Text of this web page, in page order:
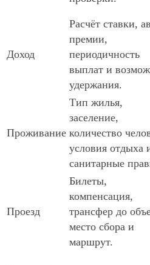
Доход
Расчёт ставки,
премии,
периодичность
выплат и
удержания.
Проживание
Тип жилья,
заселение,
количество
условия отдыха
санитарные
Проезд
Билеты,
компенсация,
трансфер до
место сбора и
маршрут.